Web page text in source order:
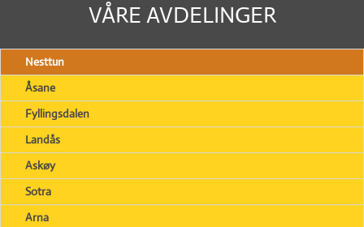
VÅRE AVDELINGER
Nesttun
Åsane
Fyllingsdalen
Landås
Askøy
Sotra
Arna